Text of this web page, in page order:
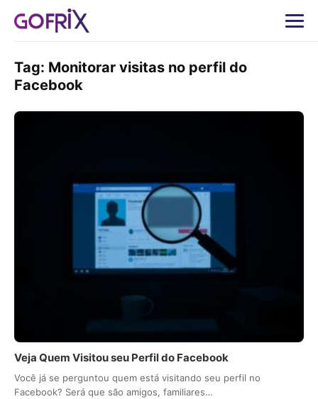
Tag: Monitorar visitas no perfil do
Facebook
Veja Quem Visitou seu Perfil do Facebook
Você já se perguntou quem está visitando seu perfil no
Facebook? Será que são amigos, familiares…